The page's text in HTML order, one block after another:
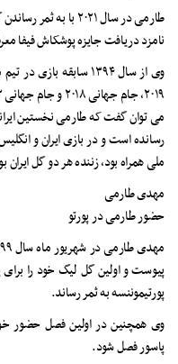
نامزد دریافت جایزه پوشکاش فیفا
وی از سال ۱۳۹۴ سابقه
می توان گفت که طارمی نخستین
ملی همراه بود، زننده هر دو گل ایران
مهدی طارمی
حضور طارمی در پورتو
پورتیموننسه به ثمر رساند.
وی همچنین در اولین فصل حضور
پاسور فصل شود.